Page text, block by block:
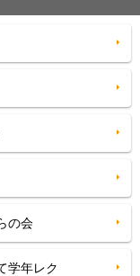
の会
学年レク